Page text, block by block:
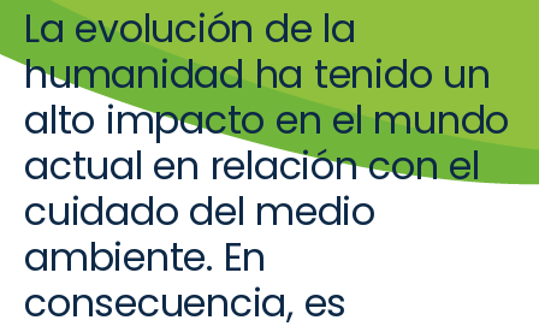
La evolución de la
humanidad ha tenido un
alto impacto en el mundo
actual en relación con el
cuidado del medio
ambiente. En
consecuencia, es